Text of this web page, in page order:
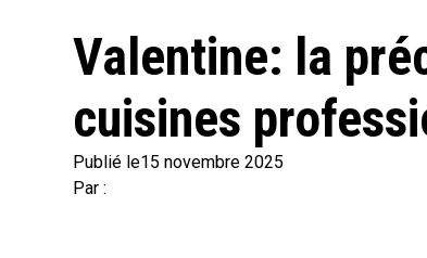
Valentine: la
cuisines
Publié le15 novembre 2025
Par :